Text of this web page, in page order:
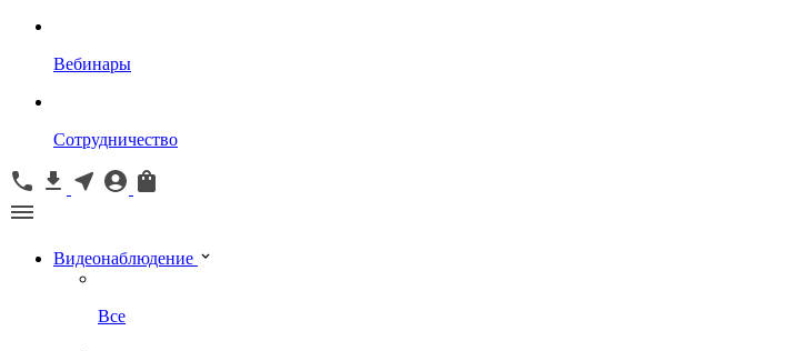
Вебинары
Сотрудничество
Видеонаблюдение
Все